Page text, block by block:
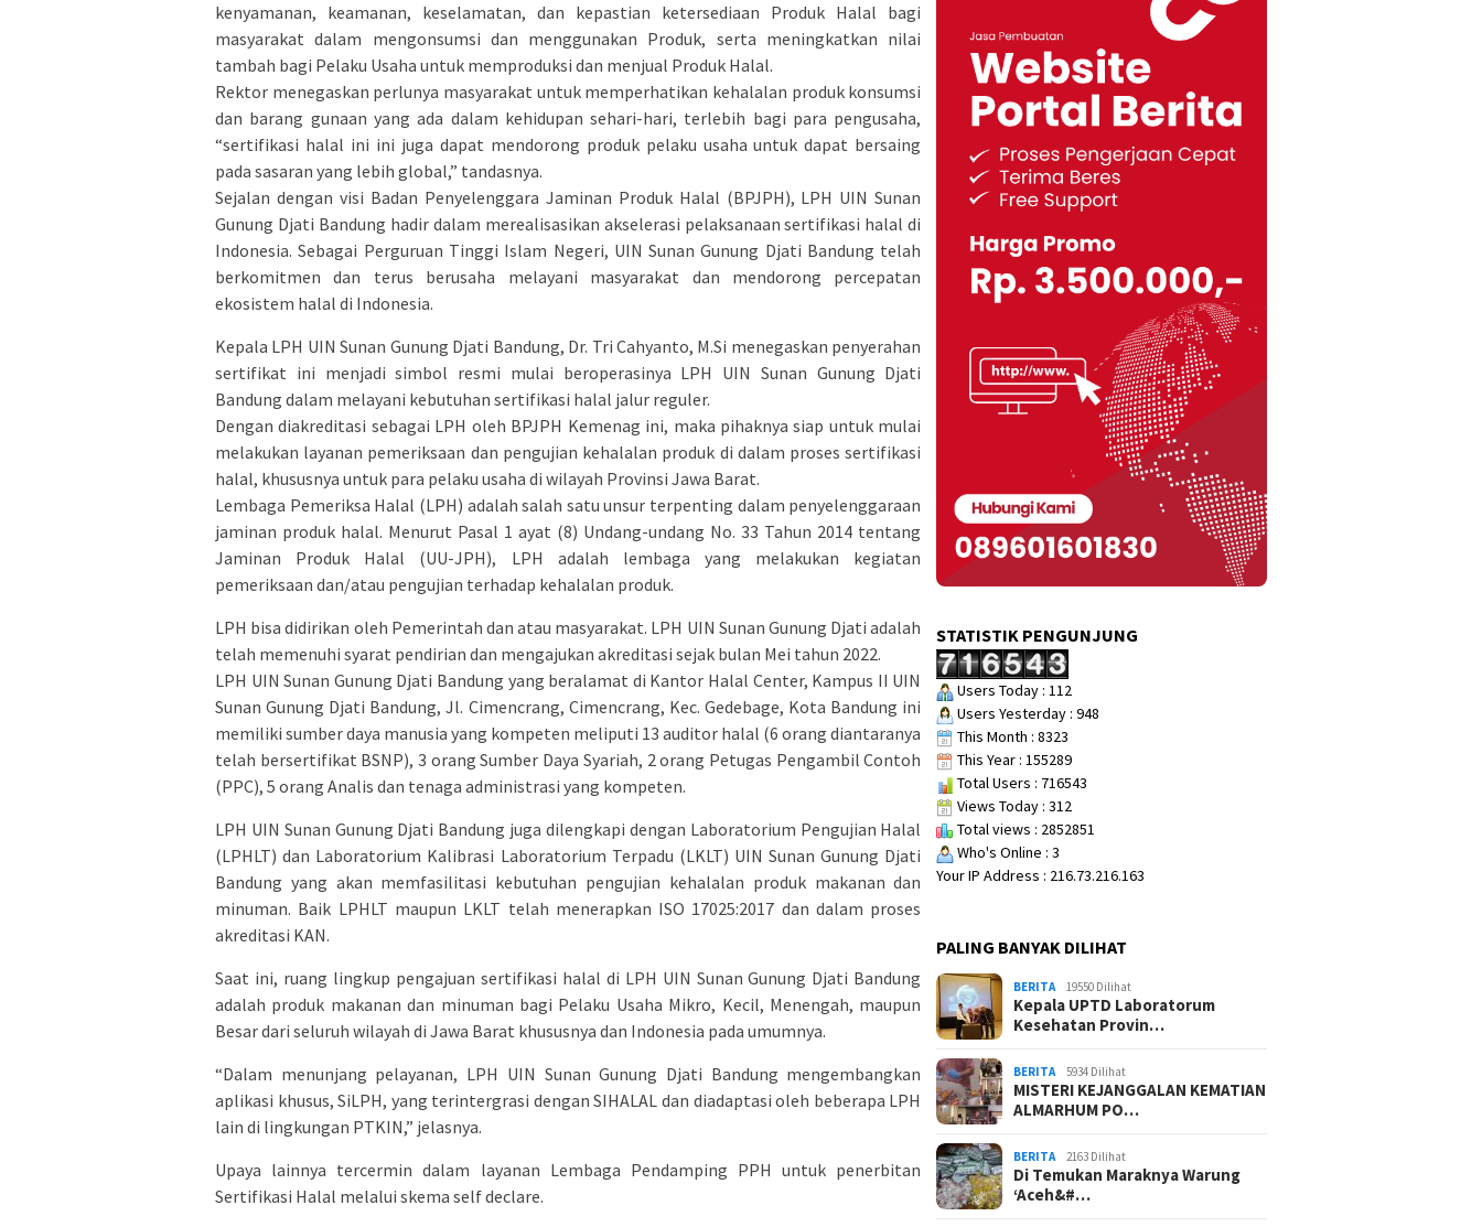
kenyamanan, keamanan, keselamatan, dan kepastian ketersediaan Produk Halal bagi
masyarakat dalam mengonsumsi dan menggunakan Produk, serta meningkatkan nilai
tambah bagi Pelaku Usaha untuk memproduksi dan menjual Produk Halal.
Rektor menegaskan perlunya masyarakat untuk memperhatikan kehalalan produk konsumsi
dan barang gunaan yang ada dalam kehidupan sehari-hari, terlebih bagi para pengusaha,
“sertifikasi halal ini ini juga dapat mendorong produk pelaku usaha untuk dapat bersaing
pada sasaran yang lebih global,” tandasnya.
Sejalan dengan visi Badan Penyelenggara Jaminan Produk Halal (BPJPH), LPH UIN Sunan
Gunung Djati Bandung hadir dalam merealisasikan akselerasi pelaksanaan sertifikasi halal di
Indonesia. Sebagai Perguruan Tinggi Islam Negeri, UIN Sunan Gunung Djati Bandung telah
berkomitmen dan terus berusaha melayani masyarakat dan mendorong percepatan
ekosistem halal di Indonesia.
Kepala LPH UIN Sunan Gunung Djati Bandung, Dr. Tri Cahyanto, M.Si menegaskan penyerahan
sertifikat ini menjadi simbol resmi mulai beroperasinya LPH UIN Sunan Gunung Djati
Bandung dalam melayani kebutuhan sertifikasi halal jalur reguler.
Dengan diakreditasi sebagai LPH oleh BPJPH Kemenag ini, maka pihaknya siap untuk mulai
melakukan layanan pemeriksaan dan pengujian kehalalan produk di dalam proses sertifikasi
halal, khususnya untuk para pelaku usaha di wilayah Provinsi Jawa Barat.
Lembaga Pemeriksa Halal (LPH) adalah salah satu unsur terpenting dalam penyelenggaraan
jaminan produk halal. Menurut Pasal 1 ayat (8) Undang-undang No. 33 Tahun 2014 tentang
Jaminan Produk Halal (UU-JPH), LPH adalah lembaga yang melakukan kegiatan
pemeriksaan dan/atau pengujian terhadap kehalalan produk.
LPH bisa didirikan oleh Pemerintah dan atau masyarakat. LPH UIN Sunan Gunung Djati adalah
telah memenuhi syarat pendirian dan mengajukan akreditasi sejak bulan Mei tahun 2022.
LPH UIN Sunan Gunung Djati Bandung yang beralamat di Kantor Halal Center, Kampus II UIN
Sunan Gunung Djati Bandung, Jl. Cimencrang, Cimencrang, Kec. Gedebage, Kota Bandung ini
memiliki sumber daya manusia yang kompeten meliputi 13 auditor halal (6 orang diantaranya
telah bersertifikat BSNP), 3 orang Sumber Daya Syariah, 2 orang Petugas Pengambil Contoh
(PPC), 5 orang Analis dan tenaga administrasi yang kompeten.
LPH UIN Sunan Gunung Djati Bandung juga dilengkapi dengan Laboratorium Pengujian Halal
(LPHLT) dan Laboratorium Kalibrasi Laboratorium Terpadu (LKLT) UIN Sunan Gunung Djati
Bandung yang akan memfasilitasi kebutuhan pengujian kehalalan produk makanan dan
minuman. Baik LPHLT maupun LKLT telah menerapkan ISO 17025:2017 dan dalam proses
akreditasi KAN.
Saat ini, ruang lingkup pengajuan sertifikasi halal di LPH UIN Sunan Gunung Djati Bandung
adalah produk makanan dan minuman bagi Pelaku Usaha Mikro, Kecil, Menengah, maupun
Besar dari seluruh wilayah di Jawa Barat khususnya dan Indonesia pada umumnya.
“Dalam menunjang pelayanan, LPH UIN Sunan Gunung Djati Bandung mengembangkan
aplikasi khusus, SiLPH, yang terintergrasi dengan SIHALAL dan diadaptasi oleh beberapa LPH
lain di lingkungan PTKIN,” jelasnya.
Upaya lainnya tercermin dalam layanan Lembaga Pendamping PPH untuk penerbitan
Sertifikasi Halal melalui skema self declare.
STATISTIK PENGUNJUNG
Users Today : 112
Users Yesterday : 948
This Month : 8323
This Year : 155289
Total Users : 716543
Views Today : 312
Total views : 2852851
Who's Online : 3
Your IP Address : 216.73.216.163
PALING BANYAK DILIHAT
BERITA 19550 Dilihat
Kepala UPTD Laboratorum
Kesehatan Provin…
BERITA 5934 Dilihat
MISTERI KEJANGGALAN KEMATIAN
ALMARHUM PO…
BERITA 2163 Dilihat
Di Temukan Maraknya Warung
‘Aceh&#…